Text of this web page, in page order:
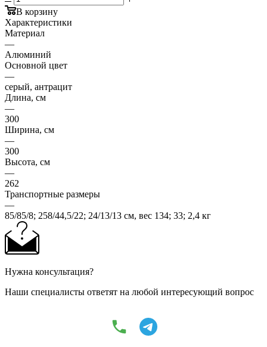
В корзину
Характеристики
Материал
—
Алюминий
Основной цвет
—
серый, антрацит
Длина, см
—
300
Ширина, см
—
300
Высота, см
—
262
Транспортные размеры
—
85/85/8; 258/44,5/22; 24/13/13 см, вес 134; 33; 2,4 кг
Нужна консультация?
Наши специалисты ответят на любой интересующий вопрос